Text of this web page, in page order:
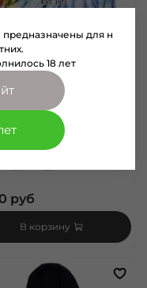
Худи AC/DC est. 1973
руб
В корзину
предназначены для н
18 лет